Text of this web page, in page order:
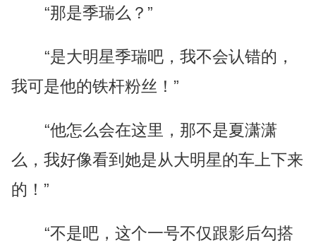
“那是季瑞么？”
“是大明星季瑞吧，我不会认错的，
我可是他的铁杆粉丝！”
“他怎么会在这里，那不是夏潇潇
么，我好像看到她是从大明星的车上下来
的！”
“不是吧，这个一号不仅跟影后勾搭